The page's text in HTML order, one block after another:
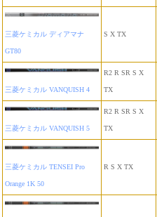
三菱ケミカル ディアマナ
GT80
S X TX
三菱ケミカル VANQUISH 4
R2 R SR S X
TX
三菱ケミカル VANQUISH 5
R2 R SR S X
TX
三菱ケミカル TENSEI Pro
Orange 1K 50
R S X TX